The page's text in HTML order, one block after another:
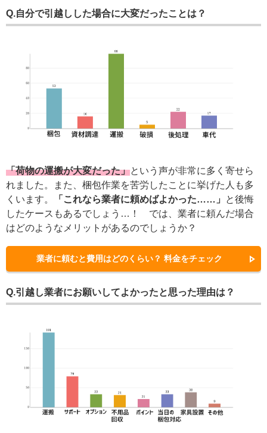
Q.自分で引越しした場合に大変だったことは？
「荷物の運搬が大変だった」という声が非常に多く寄せら
れました。また、梱包作業を苦労したことに挙げた人も多
くいます。
「これなら業者に頼めばよかった……」
と後悔
したケースもあるでしょう…！ では、業者に頼んだ場合
はどのようなメリットがあるのでしょうか？
業者に頼むと費用はどのくらい？ 料金をチェック
Q.引越し業者にお願いしてよかったと思った理由は？